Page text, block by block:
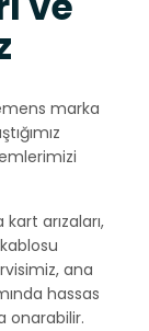
marka
arızaları,
ana
hassas
onarabilir.